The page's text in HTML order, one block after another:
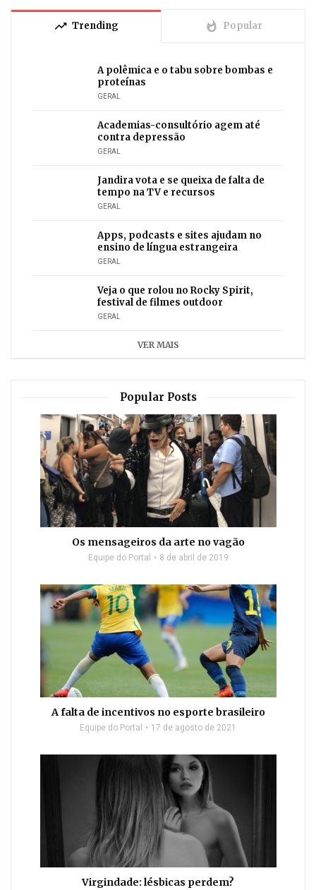
trending_up Trending whatshot Popular
A polêmica e o tabu sobre bombas e
proteínas
GERAL
Academias-consultório agem até
contra depressão
GERAL
Jandira vota e se queixa de falta de
tempo na TV e recursos
GERAL
Apps, podcasts e sites ajudam no
ensino de língua estrangeira
GERAL
Veja o que rolou no Rocky Spirit,
festival de filmes outdoor
GERAL
VER MAIS
Popular Posts
Os mensageiros da arte no vagão
Equipe do Portal 8 de abril de 2019
A falta de incentivos no esporte brasileiro
Equipe do Portal 17 de agosto de 2021
Virgindade: lésbicas perdem?